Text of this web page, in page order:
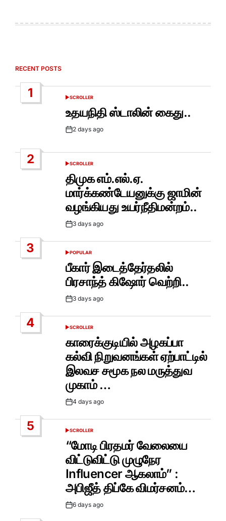
RECENT POSTS
1
POSTED
SCROLLER
உதயநிதி ஸ்டாலின் கைது..
Post2 days ago
2
POSTED
SCROLLER
திமுக எம்.எல்.ஏ.
மார்க்கண்டேயனுக்கு ஜாமின்
வழங்கியது உயர்நீதிமன்றம்..
Post3 days ago
3
POSTED
IN
POPULAR
பீகார் இடைத்தேர்தலில்
பிரசாந்த் கிஷோர் வெற்றி..
Post3 days ago
4
POSTED
SCROLLER
காரைக்குடியில் அழகப்பா
கல்வி நிறுவனங்கள் ஏற்பாட்டில்
இலவச சமூக நல மருத்துவ
முகாம் …
Post4 days ago
5
POSTED
IN
SCROLLER
“மோடி பிரதமர் வேலையை
விட்டுவிட்டு முழுநேர
Influencer ஆகலாம்” :
அபிஜீத் திப்கே விமர்சனம்…
Post6 days ago